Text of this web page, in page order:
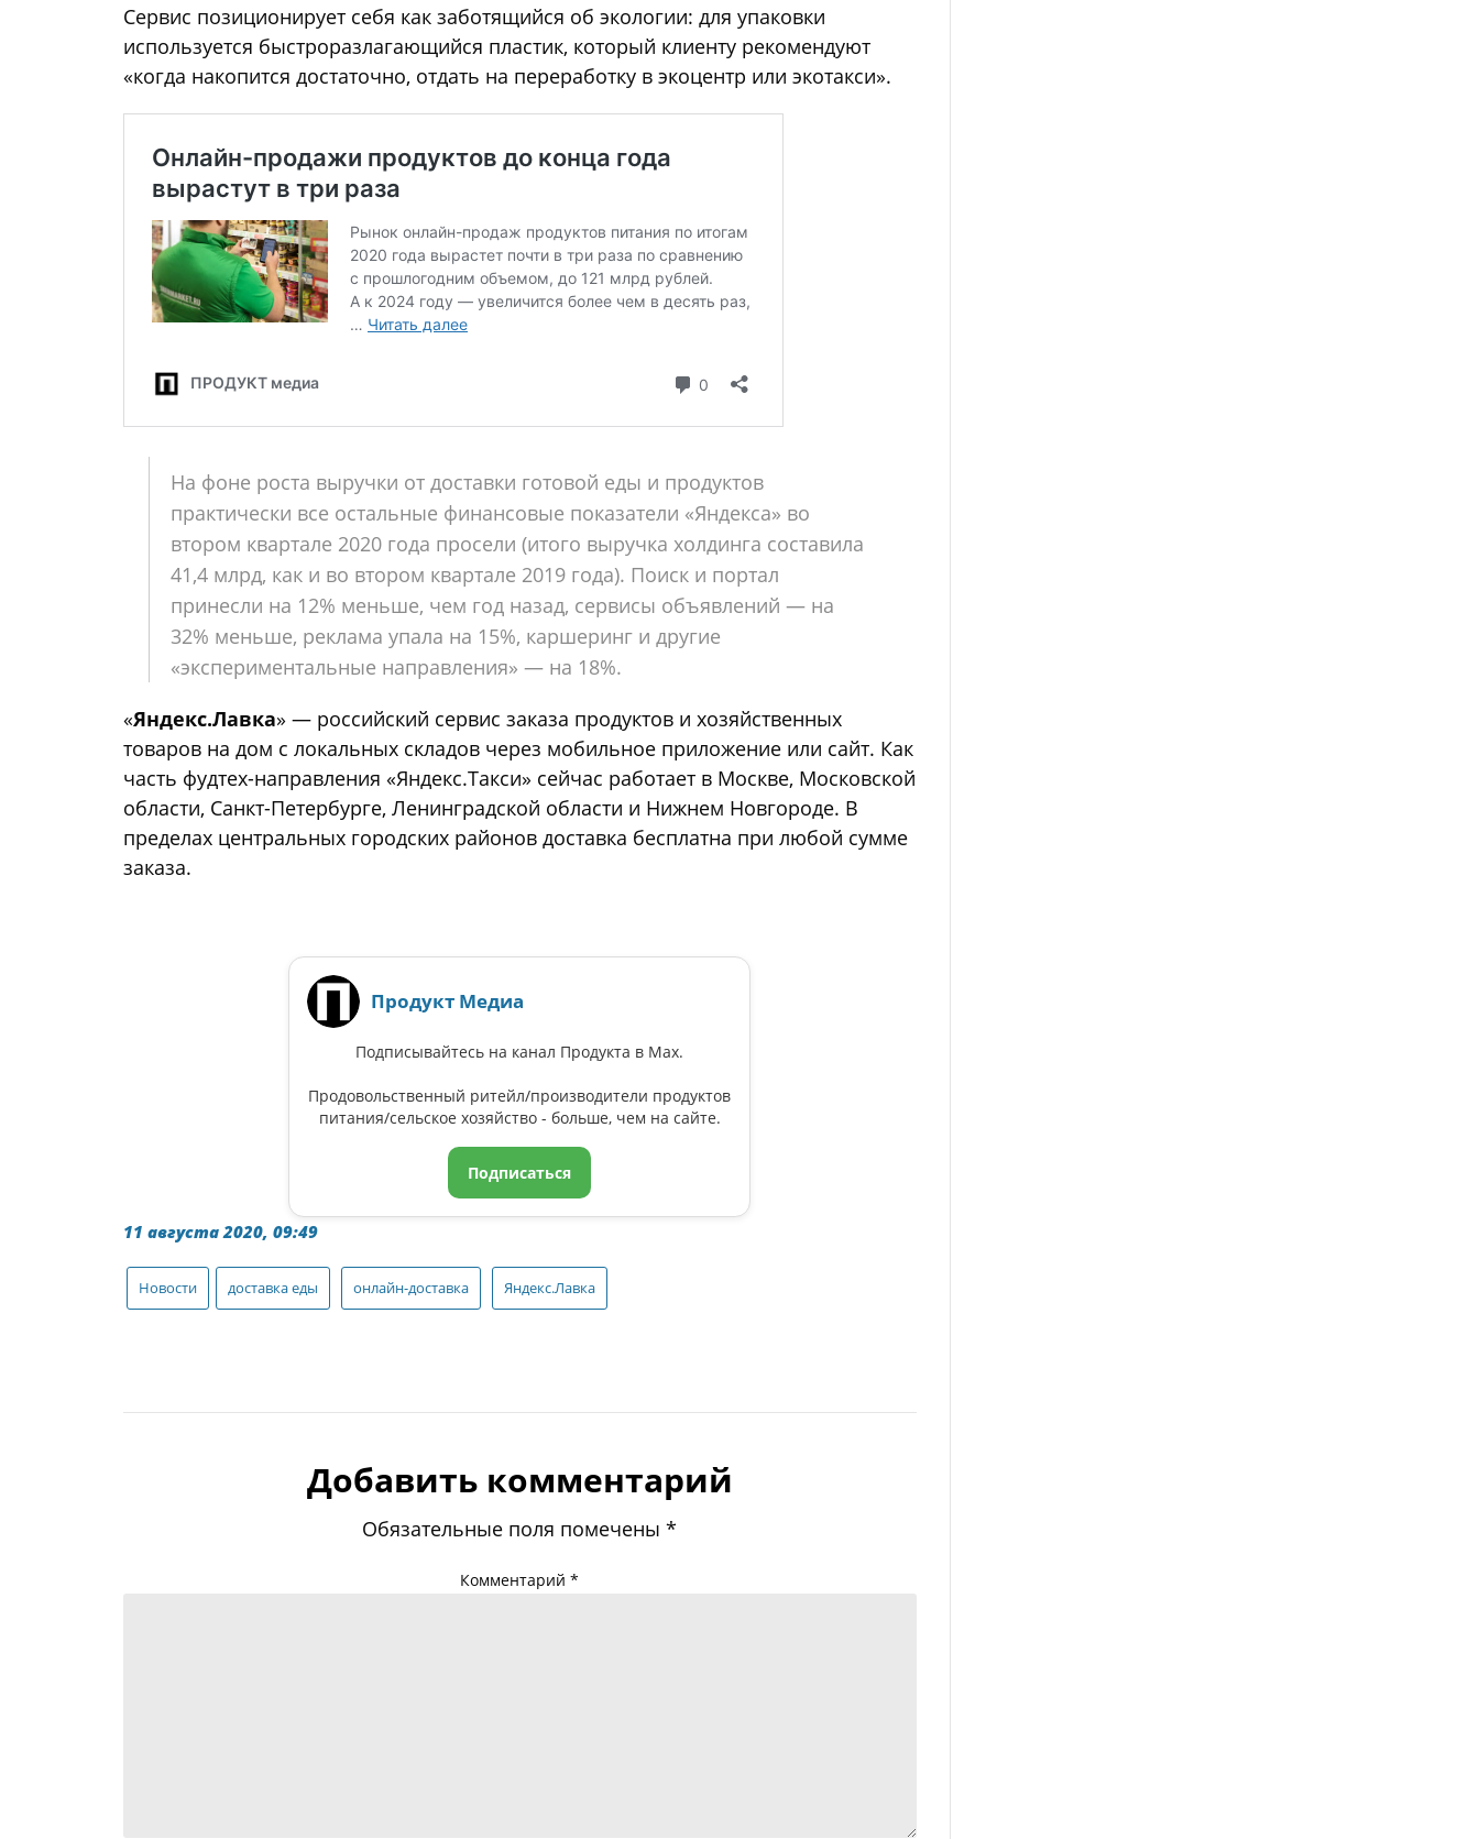
Сервис позиционирует себя как заботящийся об экологии: для упаковки
используется быстроразлагающийся пластик, который клиенту рекомендуют
«когда накопится достаточно, отдать на переработку в экоцентр или экотакси».
На фоне роста выручки от доставки готовой еды и продуктов
практически все остальные финансовые показатели «Яндекса» во
втором квартале 2020 года просели (итого выручка холдинга составила
41,4 млрд, как и во втором квартале 2019 года). Поиск и портал
принесли на 12% меньше, чем год назад, сервисы объявлений — на
32% меньше, реклама упала на 15%, каршеринг и другие
«экспериментальные направления» — на 18%.
«Яндекс.Лавка» — российский сервис заказа продуктов и хозяйственных
товаров на дом с локальных складов через мобильное приложение или сайт. Как
часть фудтех-направления «Яндекс.Такси» сейчас работает в Москве, Московской
области, Санкт-Петербурге, Ленинградской области и Нижнем Новгороде. В
пределах центральных городских районов доставка бесплатна при любой сумме
заказа.
Продукт Медиа
Подписывайтесь на канал Продукта в Max.
Продовольственный ритейл/производители продуктов
питания/сельское хозяйство - больше, чем на сайте.
Подписаться
11 августа 2020, 09:49
Новости доставка еды онлайн-доставка Яндекс.Лавка
Добавить комментарий
Обязательные поля помечены*
Комментарий*